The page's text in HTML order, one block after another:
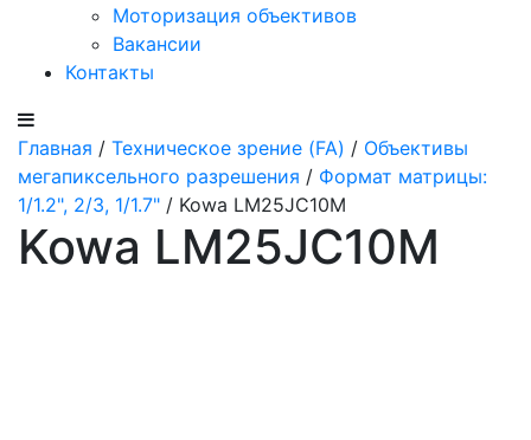
Моторизация объективов
Вакансии
Контакты
Главная / Техническое зрение (FA) / Объективы
мегапиксельного разрешения / Формат матрицы:
1/1.2", 2/3, 1/1.7" / Kowa LM25JC10M
Kowa LM25JC10M